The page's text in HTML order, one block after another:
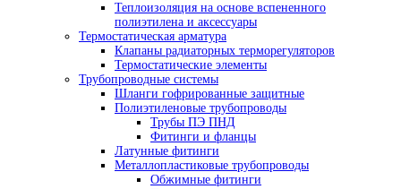
Теплоизоляция на основе вспененного
полиэтилена и аксессуары
Термостатическая арматура
Клапаны радиаторных терморегуляторов
Термостатические элементы
Трубопроводные системы
Шланги гофрированные защитные
Полиэтиленовые трубопроводы
Трубы ПЭ ПНД
Фитинги и фланцы
Латунные фитинги
Металлопластиковые трубопроводы
Обжимные фитинги